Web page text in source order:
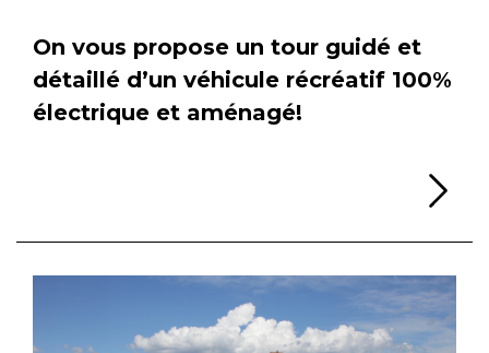
On vous propose un tour guidé et
détaillé d’un véhicule récréatif 100%
électrique et aménagé!